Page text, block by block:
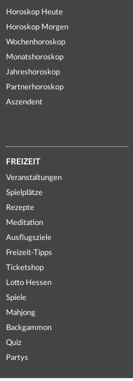
Horoskop Heute
Horoskop Morgen
Wochenhoroskop
Monatshoroskop
Jahreshoroskop
Partnerhoroskop
Aszendent
FREIZEIT
Veranstaltungen
Spielplätze
Rezepte
Meditation
Ausflugsziele
Freizeit-Tipps
Ticketshop
Lotto Hessen
Spiele
Mahjong
Backgammon
Quiz
Partys